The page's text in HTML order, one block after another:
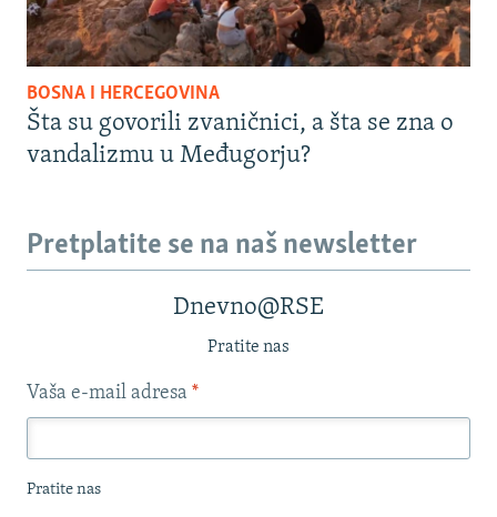
BOSNA I HERCEGOVINA
Šta su govorili zvaničnici, a šta se zna o
vandalizmu u Međugorju?
Pretplatite se na naš newsletter
Dnevno@RSE
Pratite nas
Vaša e-mail adresa *
Pratite nas